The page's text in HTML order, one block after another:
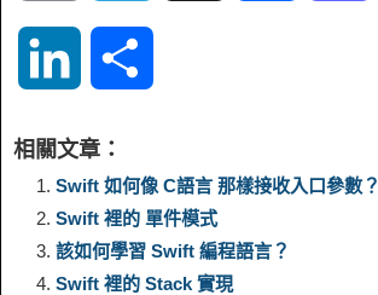
o
y
L
i
g
r
n
k
a
r
相關文章：
Swift 如何像 C語言 那樣接收入口參數？
Swift 裡的 單件模式
該如何學習 Swift 編程語言？
Swift 裡的 Stack 實現